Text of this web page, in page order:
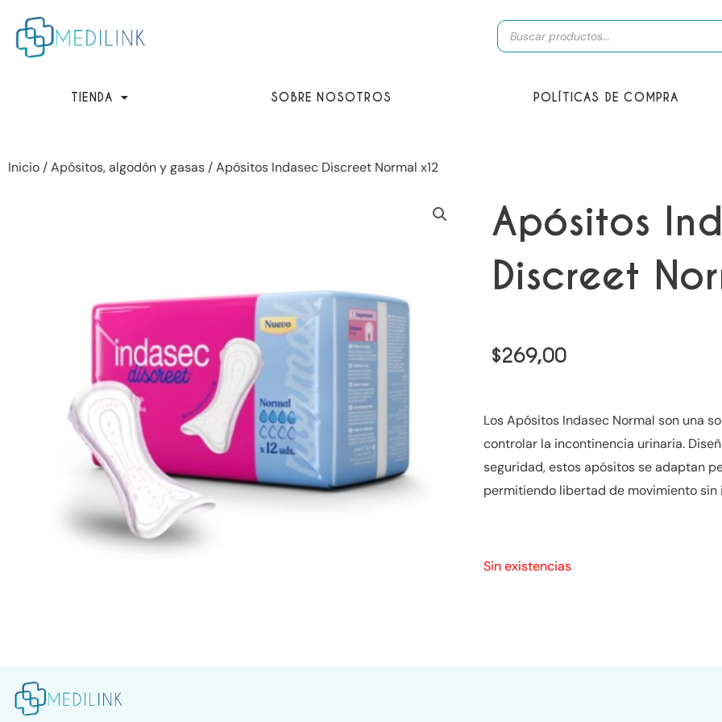
contenido
Búsqueda
de
productos
TIENDA SOBRE NOSOTROS POLÍTICAS DE COMPRA
Inicio /Apósitos, algodón y gasas / Apósitos Indasec Discreet Normal x12
Apósitos
Discreet
$269,00
Los Apósitos Indasec Normal son una
controlar la incontinencia urinaria.
seguridad, estos apósitos se adaptan
permitiendo libertad de movimiento sin
Sin existencias